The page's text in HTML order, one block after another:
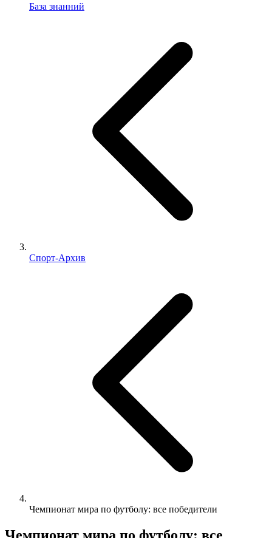
База знанний
Спорт-Архив
Чемпионат мира по футболу: все победители
Чемпионат мира по футболу: все